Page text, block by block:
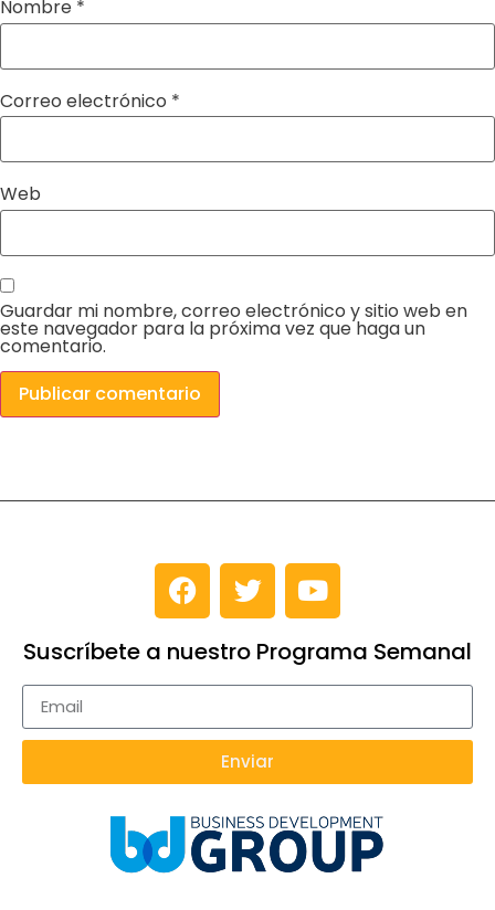
Nombre *
Correo electrónico *
Web
Guardar mi nombre, correo electrónico y sitio web en
este navegador para la próxima vez que haga un
comentario.
Suscríbete a nuestro Programa Semanal
Enviar